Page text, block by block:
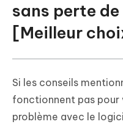
sans perte
[Meilleur
Si les conseils
fonctionnent pas pour
problème avec le